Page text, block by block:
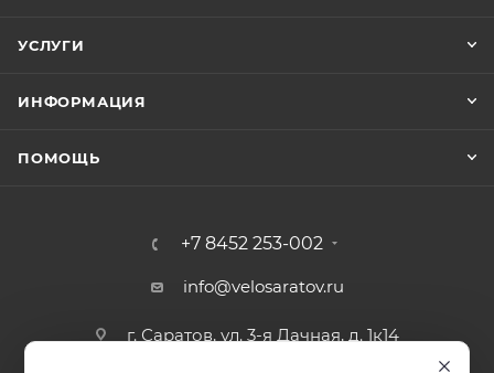
УСЛУГИ
ИНФОРМАЦИЯ
ПОМОЩЬ
+7 8452 253-002
info@velosaratov.ru
г. Саратов, ул. 3-я Дачная, д. 1к14